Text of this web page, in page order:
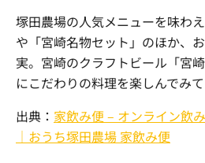
塚田農場の人気メニューを味わ
や「宮崎名物セット」のほか、
実。宮崎のクラフトビール「宮
にこだわりの料理を楽しんでみ
出典： 家飲み便 – オンライン飲
｜おうち塚田農場 家飲み便